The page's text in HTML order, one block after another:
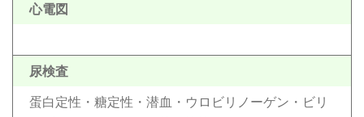
心電図
尿検査
蛋白定性・糖定性・潜血・ウロビリノーゲン・ビリ